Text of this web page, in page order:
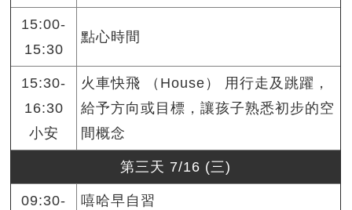
15:00-
15:30
點心時間
15:30-
16:30
小安
火車快飛 （House） 用行走及跳躍，
給予方向或目標，讓孩子熟悉初步的空
間概念
第三天 7/16 (三)
09:30-
嘻哈早自習